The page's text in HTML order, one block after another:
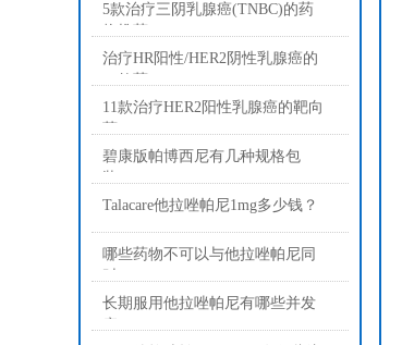
5款治疗三阴乳腺癌(TNBC)的药
治疗HR阳性/HER2阴性乳腺癌的
11款治疗HER2阳性乳腺癌的靶向
碧康版帕博西尼有几种规格包
Talacare他拉唑帕尼1mg多少钱？
哪些药物不可以与他拉唑帕尼同
长期服用他拉唑帕尼有哪些并发